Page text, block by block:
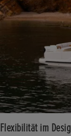
Flexibilität im